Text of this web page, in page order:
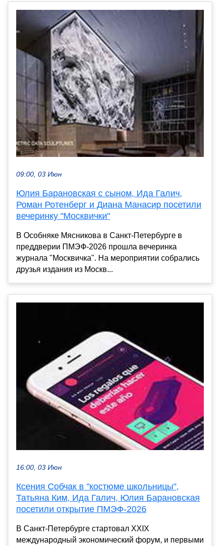
09:00, 03 Июн
Юлия Барановская с сыном, Ида Галич,
Роман Ротенберг и Диана Манасир посетили
вечеринку "Москвички"
В Особняке Мясникова в Санкт-Петербурге в
преддверии ПМЭФ-2026 прошла вечеринка
журнала "Москвичка". На мероприятии собрались
друзья издания из Москв...
16:00, 03 Июн
Ксения Собчак в "костюме школьницы",
Татьяна Ким, Ида Галич, Юлия Барановская
посетили открытие ПМЭФ-2026
В Санкт-Петербурге стартовал XXIX
международный экономический форум, и первыми